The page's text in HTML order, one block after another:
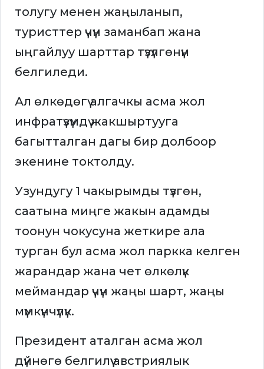
толугу менен жаңыланып,
туристтер үчүн заманбап жана
ыңгайлуу шарттар түзүлгөнүн
белгиледи.
Ал өлкөдөгү алгачкы асма жол
инфратүзүмдү жакшыртууга
багытталган дагы бир долбоор
экенине токтолду.
Узундугу 1 чакырымды түзгөн,
саатына миңге жакын адамды
тоонун чокусуна жеткире ала
турган бул асма жол паркка келген
жарандар жана чет өлкөлүк
меймандар үчүн жаңы шарт, жаңы
мүмкүнчүлүк.
Президент аталган асма жол
дүйнөгө белгилүү австриялык